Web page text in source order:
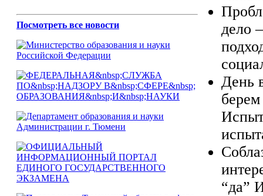
Посмотреть все новости
дело
День
“да”